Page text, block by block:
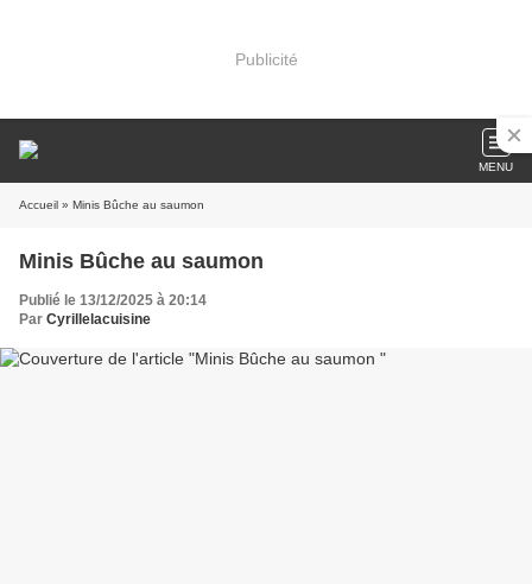
Publicité
MENU
Accueil » Minis Bûche au saumon
Minis Bûche au saumon
Publié le 13/12/2025 à 20:14
Par Cyrillelacuisine